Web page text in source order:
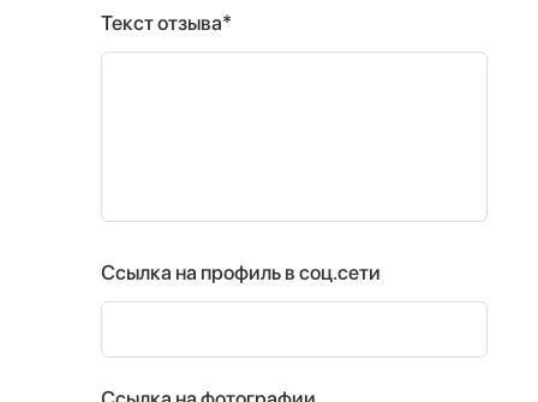
Текст отзыва*
Ссылка на профиль в соц.сети